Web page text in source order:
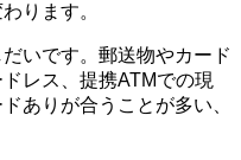
ります。
いです。郵送物やカード
レス、提携ATMでの現
ありが合うことが多い、